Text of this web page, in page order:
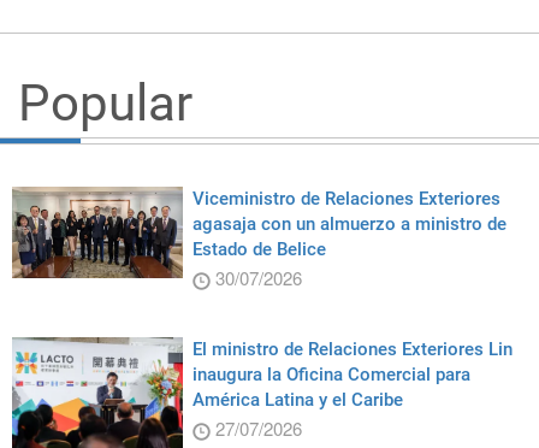
Popular
Viceministro de Relaciones Exteriores
agasaja con un almuerzo a ministro de
Estado de Belice
30/07/2026
El ministro de Relaciones Exteriores Lin
inaugura la Oficina Comercial para
América Latina y el Caribe
27/07/2026